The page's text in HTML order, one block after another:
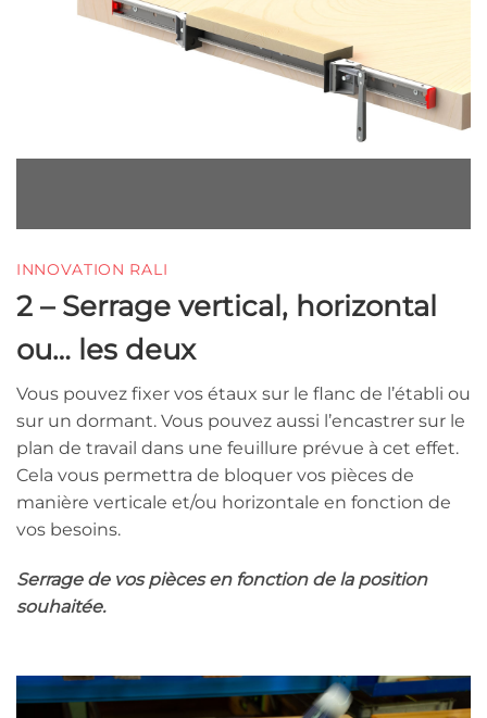
INNOVATION RALI
2 – Serrage vertical, horizontal
ou… les deux
Vous pouvez fixer vos étaux sur le flanc de l’établi ou
sur un dormant. Vous pouvez aussi l’encastrer sur le
plan de travail dans une feuillure prévue à cet effet.
Cela vous permettra de bloquer vos pièces de
manière verticale et/ou horizontale en fonction de
vos besoins.
Serrage de vos pièces en fonction de la position
souhaitée.